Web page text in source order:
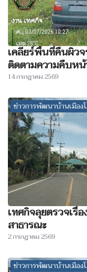
เคลียร์พื้นที่คืนผิว
ติดตามความคืบห
14 กรกฎาคม 2569
ข่าวการพัฒนาบ้านเมือง
เทศกิจลุยตรวจเรื่
สาธารณะ
2 กรกฎาคม 2569
ข่าวการพัฒนาบ้านเมือง